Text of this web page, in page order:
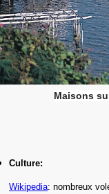
Maisons
Culture:
Wikipedia: nombreux